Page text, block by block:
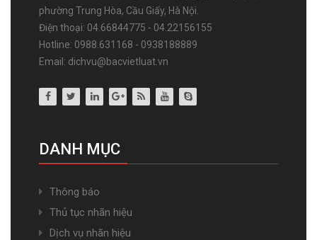
phường Trung Hòa, Cầu Giấy, Hà Nội.
Điện thoại: 04.66844775 - 04.22156155
Hotline: 0988.631168 - 0938188889
Email: dichvu@bacvietluat.vn
DANH MỤC
Thông báo
Thủ tục nhãn hiệu
Dịch vụ nhãn hiệu